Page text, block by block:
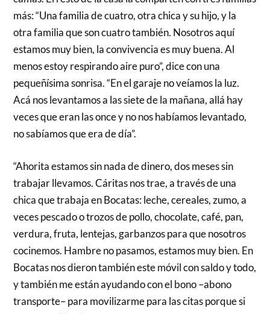
más: “Una familia de cuatro, otra chica y su hijo, y la
otra familia que son cuatro también. Nosotros aquí
estamos muy bien, la convivencia es muy buena. Al
menos estoy respirando aire puro”, dice con una
pequeñísima sonrisa. “En el garaje no veíamos la luz.
Acá nos levantamos a las siete de la mañana, allá hay
veces que eran las once y no nos habíamos levantado,
no sabíamos que era de día”.
“Ahorita estamos sin nada de dinero, dos meses sin
trabajar llevamos. Cáritas nos trae, a través de una
chica que trabaja en Bocatas: leche, cereales, zumo, a
veces pescado o trozos de pollo, chocolate, café, pan,
verdura, fruta, lentejas, garbanzos para que nosotros
cocinemos. Hambre no pasamos, estamos muy bien. En
Bocatas nos dieron también este móvil con saldo y todo,
y también me están ayudando con el bono –abono
transporte– para movilizarme para las citas porque si